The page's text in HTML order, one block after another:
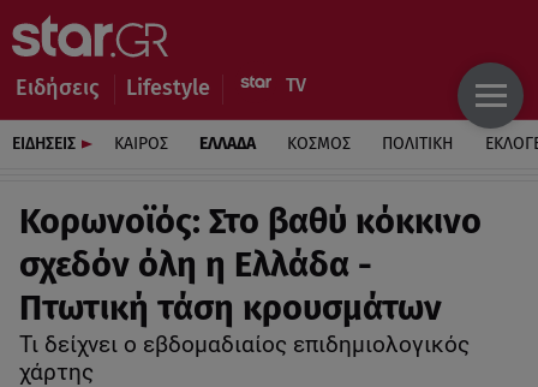
Ειδήσεις Lifestyle
ΕΙΔΗΣΕΙΣ ΚΑΙΡΟΣ ΕΛΛΑΔΑ ΚΟΣΜΟΣ ΠΟΛΙΤΙΚΗ
Κορωνοϊός: Στο βαθύ κόκκινο
σχεδόν όλη η Ελλάδα -
Πτωτική τάση κρουσμάτων
Τι δείχνει ο εβδομαδιαίος επιδημιολογικός
χάρτης